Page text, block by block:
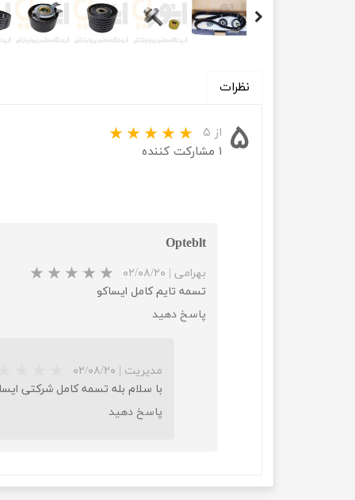
لوله
نظرات
۵ از ۵
۱ مشارکت کننده
Opteblt
بهرامی | ۰۲/۰۸/۲۰
تسمه تایم کامل ایساکو
پاسخ دهید
مدیریت | ۰۲/۰۸/۲۰
با سلام بله تسمه کامل شرکتی
پاسخ دهید